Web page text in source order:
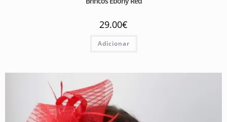
29.00€
Adicionar